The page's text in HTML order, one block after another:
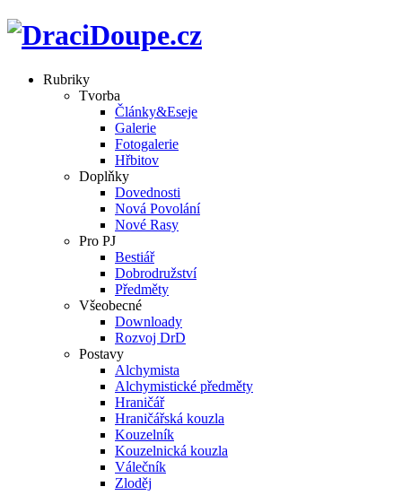
Rubriky
Tvorba
Články&Eseje
Galerie
Fotogalerie
Hřbitov
Doplňky
Dovednosti
Nová Povolání
Nové Rasy
Pro PJ
Bestiář
Dobrodružství
Předměty
Všeobecné
Downloady
Rozvoj DrD
Postavy
Alchymista
Alchymistické předměty
Hraničář
Hraničářská kouzla
Kouzelník
Kouzelnická kouzla
Válečník
Zloděj